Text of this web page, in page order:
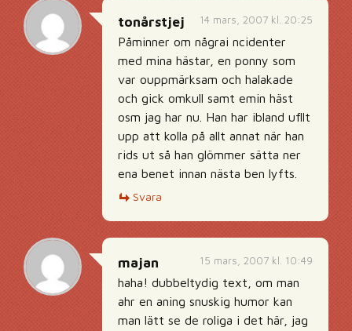
14 mars, 2007 kl. 20:25
tonårstjej
Påminner om någrai ncidenter
med mina hästar, en ponny som
var ouppmärksam och halakade
och gick omkull samt emin häst
osm jag har nu. Han har ibland ufllt
upp att kolla på allt annat när han
rids ut så han glömmer sätta ner
ena benet innan nästa ben lyfts.
Svara
15 mars, 2007 kl. 10:49
majan
haha! dubbeltydig text, om man
ahr en aning snuskig humor kan
man lätt se de roliga i det här, jag